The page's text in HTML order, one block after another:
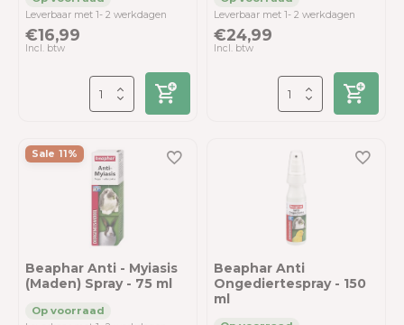
Leverbaar met 1- 2 werkdagen
€16,99
Incl. btw
Leverbaar met 1- 2 werkdagen
€24,99
Incl. btw
Sale 11%
Beaphar Anti - Myiasis
(Maden) Spray - 75 ml
Beaphar Anti
Ongediertespray - 150
ml